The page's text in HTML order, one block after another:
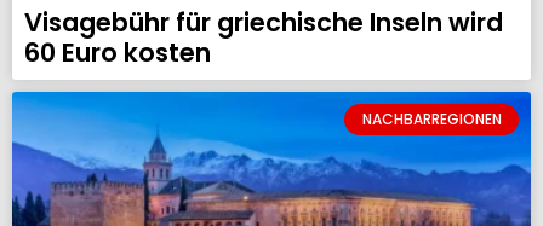
Visagebühr für griechische Inseln wird
60 Euro kosten
NACHBARREGIONEN